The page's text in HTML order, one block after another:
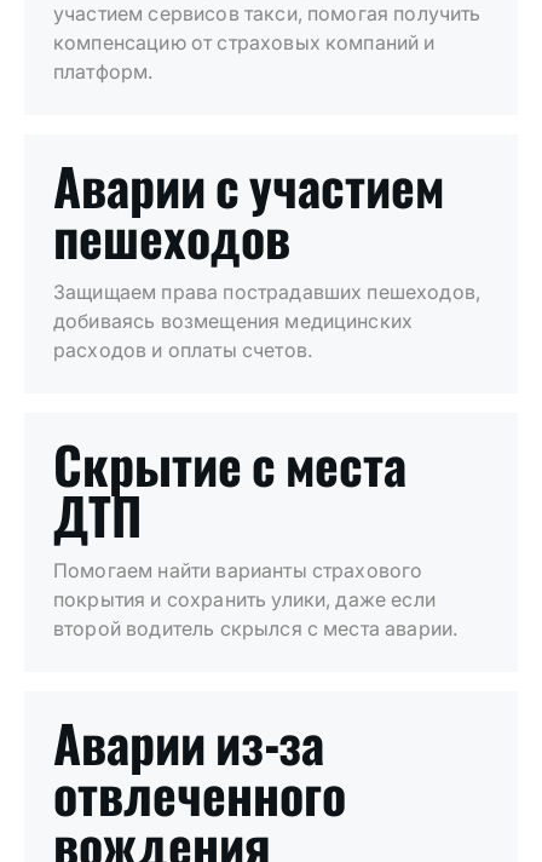
участием сервисов такси, помогая получить
компенсацию от страховых компаний и
платформ.
Аварии с участием
пешеходов
Защищаем права пострадавших пешеходов,
добиваясь возмещения медицинских
расходов и оплаты счетов.
Скрытие с места
ДТП
Помогаем найти варианты страхового
покрытия и сохранить улики, даже если
второй водитель скрылся с места аварии.
Аварии из-за
отвлеченного
вождения